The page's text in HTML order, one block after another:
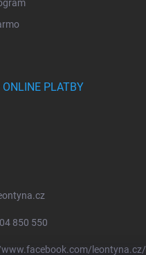
PLATBY
850 550
leontyna.cz/